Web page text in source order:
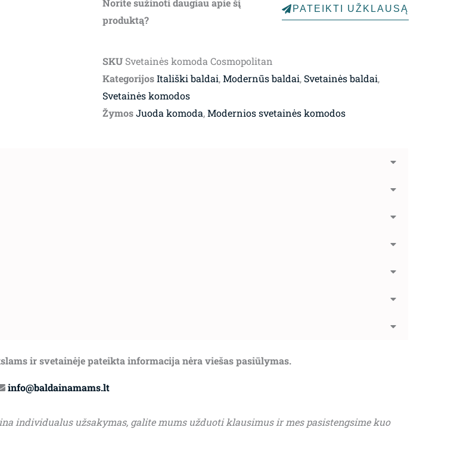
Norite sužinoti daugiau apie šį
produktą?
PATEIKTI UŽKLAUSĄ
SKU Svetainės komoda Cosmopolitan
KategorijosItališki baldai,Modernūs baldai,Svetainės baldai,
Svetainės komodos
ŽymosJuoda komoda,Modernios svetainės komodos
ir svetainėje pateikta informacija nėra viešas pasiūlymas.
info@baldainamams.lt
individualus užsakymas, galite mums užduoti klausimus ir mes pasistengsime kuo